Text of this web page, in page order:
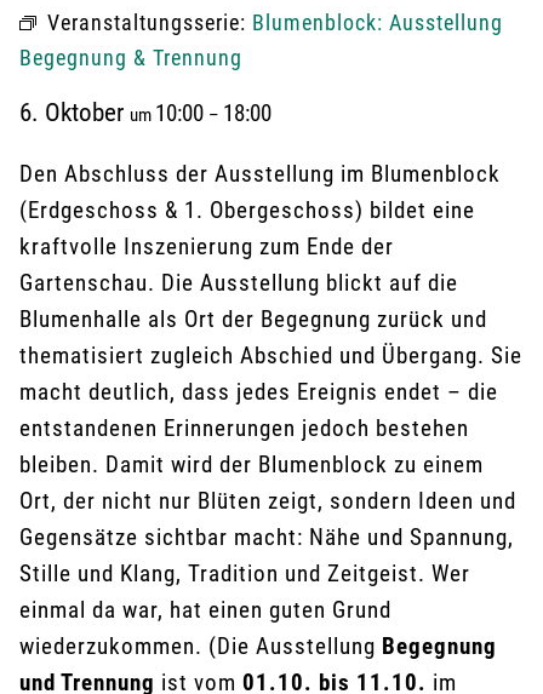
Veranstaltungsserie: Blumenblock: Ausstellung
Begegnung & Trennung
6. Oktober um 10:00 – 18:00
Den Abschluss der Ausstellung im Blumenblock
(Erdgeschoss & 1. Obergeschoss) bildet eine
kraftvolle Inszenierung zum Ende der
Gartenschau. Die Ausstellung blickt auf die
Blumenhalle als Ort der Begegnung zurück und
thematisiert zugleich Abschied und Übergang. Sie
macht deutlich, dass jedes Ereignis endet – die
entstandenen Erinnerungen jedoch bestehen
bleiben. Damit wird der Blumenblock zu einem
Ort, der nicht nur Blüten zeigt, sondern Ideen und
Gegensätze sichtbar macht: Nähe und Spannung,
Stille und Klang, Tradition und Zeitgeist. Wer
einmal da war, hat einen guten Grund
wiederzukommen. (Die Ausstellung Begegnung
und Trennung ist vom 01.10. bis 11.10. im